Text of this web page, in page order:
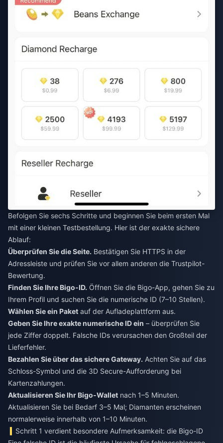
Befolgen Sie sechs Schritte und beginnen Sie beim ersten Mal
mit einer kleinen Testbestellung. Hier ist der exakte sichere
Ablauf:
Überprüfen Sie die Seite. Bestätigen Sie HTTPS in der
Adressleiste und prüfen Sie vor allem anderen die Trustpilot-
Bewertung.
Finden Sie Ihre Bigo-ID. Öffnen Sie die Bigo-App, gehen Sie zu
Ihrem Profil und suchen Sie die numerische ID (7–10 Stellen).
Wählen Sie ein Paket auf der Aufladeplattform aus.
Geben Sie Ihre exakte numerische ID ein – überprüfen Sie
jede Ziffer doppelt. Falsche IDs verursachen den Großteil der
Lieferfehler.
Bezahlen Sie über das sichere Gateway. Achten Sie auf das
Schloss-Symbol und die 3D Secure-Aufforderung bei
Kartenzahlungen.
Aktualisieren Sie Ihr Bigo-Wallet nach 1–5 Minuten.
Aktualisieren Sie bei Bedarf 3–5 Mal; Diamanten erscheinen
normalerweise innerhalb von 1–10 Minuten.
Schritt 1 verdient besondere Aufmerksamkeit: die Bigo-ID